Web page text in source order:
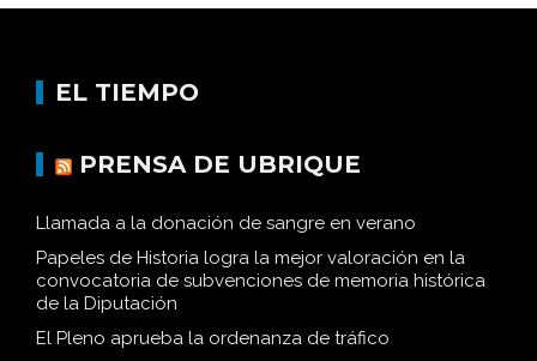
EL TIEMPO
PRENSA DE UBRIQUE
Llamada a la donación de sangre en verano
Papeles de Historia logra la mejor valoración en la
convocatoria de subvenciones de memoria histórica
de la Diputación
El Pleno aprueba la ordenanza de tráfico